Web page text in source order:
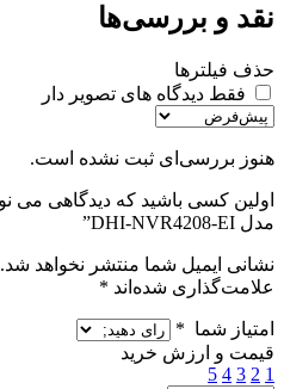
نقد و بررسی‌ها
حذف فیلترها
فقط دیدگاه های تصویر دار
هنوز بررسی‌ای ثبت نشده است.
مدل DHI-NVR4208-EI”
نشانی ایمیل شما منتشر نخواهد شد.
علامت‌گذاری شده‌اند *
امتیاز شما *
قیمت و ارزش خرید
1
2
3
4
5